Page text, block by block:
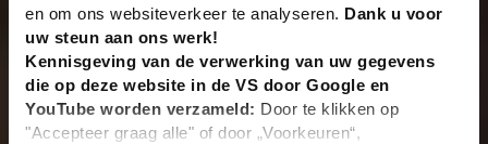
en om ons websiteverkeer te analyseren. Dank u voor
uw steun aan ons werk!
Kennisgeving van de verwerking van uw gegevens
die op deze website in de VS door Google en
YouTube worden verzameld: Door te klikken op
"Accepteer graag alle" of door „Voorkeuren“,